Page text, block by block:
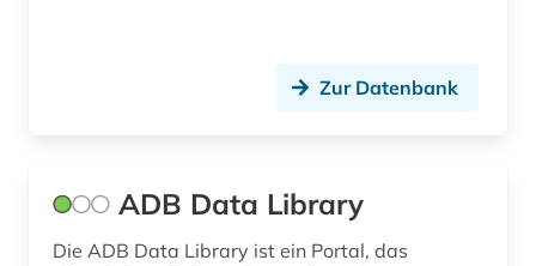
commonwealth (1)
community currency (1)
Zur Datenbank
ADB Data Library
Die ADB Data Library ist ein Portal, das